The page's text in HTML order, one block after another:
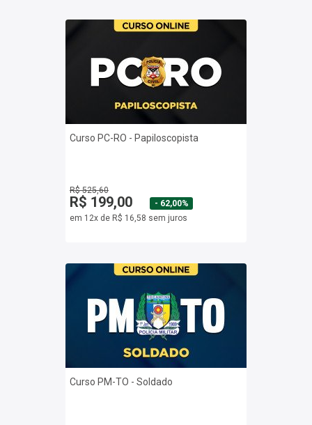
Curso PC-RO - Papiloscopista
R$ 525,60
R$ 199,00
- 62,00%
em 12x de R$ 16,58 sem juros
Curso PM-TO - Soldado